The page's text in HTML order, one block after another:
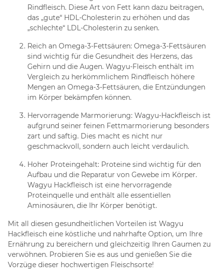
Rindfleisch. Diese Art von Fett kann dazu beitragen,
das „gute“ HDL-Cholesterin zu erhöhen und das
„schlechte“ LDL-Cholesterin zu senken.
Reich an Omega-3-Fettsäuren: Omega-3-Fettsäuren
sind wichtig für die Gesundheit des Herzens, das
Gehirn und die Augen. Wagyu-Fleisch enthält im
Vergleich zu herkömmlichem Rindfleisch höhere
Mengen an Omega-3-Fettsäuren, die Entzündungen
im Körper bekämpfen können.
Hervorragende Marmorierung: Wagyu-Hackfleisch ist
aufgrund seiner feinen Fettmarmorierung besonders
zart und saftig. Dies macht es nicht nur
geschmackvoll, sondern auch leicht verdaulich.
Hoher Proteingehalt: Proteine sind wichtig für den
Aufbau und die Reparatur von Gewebe im Körper.
Wagyu Hackfleisch ist eine hervorragende
Proteinquelle und enthält alle essentiellen
Aminosäuren, die Ihr Körper benötigt.
Mit all diesen gesundheitlichen Vorteilen ist Wagyu
Hackfleisch eine köstliche und nahrhafte Option, um Ihre
Ernährung zu bereichern und gleichzeitig Ihren Gaumen zu
verwöhnen. Probieren Sie es aus und genießen Sie die
Vorzüge dieser hochwertigen Fleischsorte!